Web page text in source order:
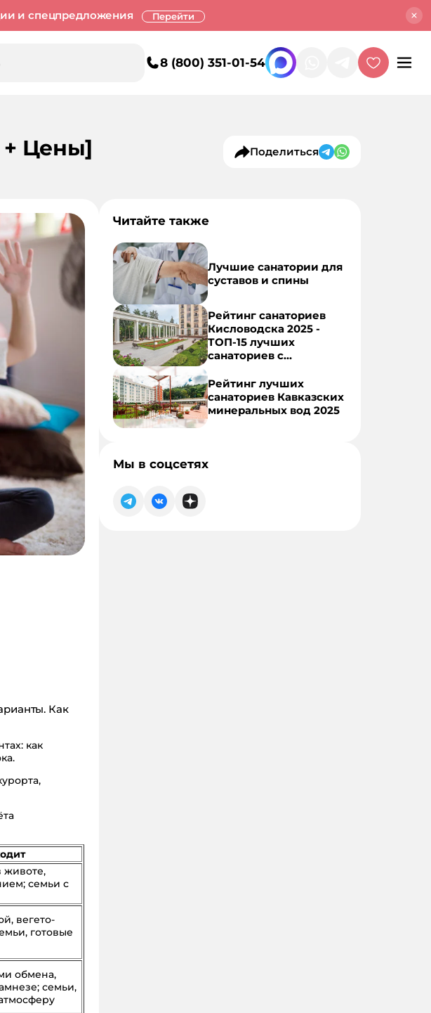
и спецпредложения Перейти
8 (800) 351-01-54
+ Цены] Поделиться
Как
как
животе,
семьи с
вегето-
готовые
обмена,
семьи,
Читайте также
Лучшие санатории для
суставов и спины
Рейтинг санаториев
Кисловодска 2025 -
ТОП-15 лучших
санаториев с
бассейном
Рейтинг лучших
санаториев Кавказских
минеральных вод 2025
Мы в соцсетях